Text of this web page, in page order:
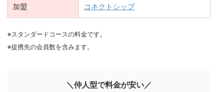
加盟 コネクトシップ
※スタンダードコースの料金です。
※提携先の会員数を含みます。
＼仲人型で料金が安い／